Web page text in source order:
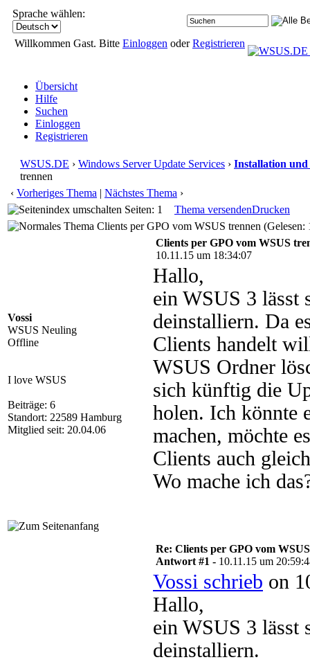
Sprache wählen:
Willkommen Gast. Bitte Einloggen oderRegistrieren
Übersicht
Hilfe
Suchen
Einloggen
Registrieren
WSUS.DE › Windows Server Update Services › Installation
trennen
‹ Vorheriges Thema | Nächstes Thema ›
Seiten: 1
Thema versendenDrucken
Clients per GPO vom WSUS trennen (Gelesen:
Vossi
WSUS Neuling
Offline
I love WSUS
Beiträge: 6
Standort: 22589 Hamburg
Mitglied seit: 20.04.06
Clients per GPO vom WSUS
10.11.15 um 18:34:07
Hallo,
ein WSUS 3 lässt
deinstalliern. Da
Clients handelt
WSUS Ordner
sich künftig die
holen. Ich könnte
machen, möchte
Clients auch
Wo mache ich
Re: Clients per GPO vom
Antwort #1 - 10.11.15 um
Vossi schrieb on
Hallo,
ein WSUS 3 lässt
deinstalliern.